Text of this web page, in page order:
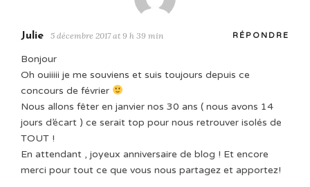
Julie 5 décembre 2017 at 9 h 39 min RÉPONDRE
Bonjour
Oh ouiiiii je me souviens et suis toujours depuis ce
concours de février
Nous allons fêter en janvier nos 30 ans ( nous avons 14
jours d’écart ) ce serait top pour nous retrouver isolés de
TOUT !
En attendant , joyeux anniversaire de blog ! Et encore
merci pour tout ce que vous nous partagez et apportez!